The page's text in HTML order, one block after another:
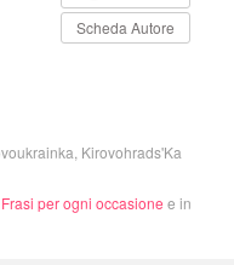
Scheda Autore
Kirovohrads'Ka
Frasi per ogni occasione e in